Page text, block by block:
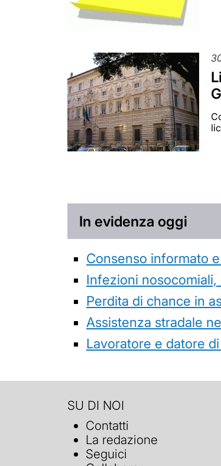
In evidenza oggi
Consenso informato
Infezioni
Perdita di chance in
Assistenza stradale
Lavoratore e datore
SU DI NOI
Contatti
La redazione
Seguici